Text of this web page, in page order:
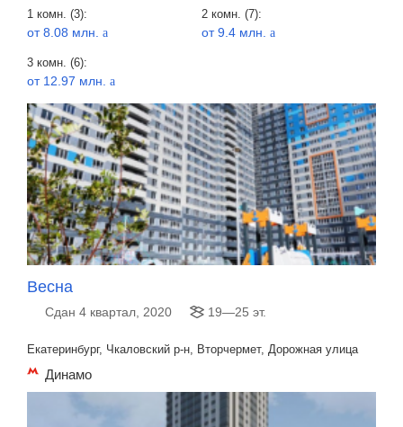
1 комн. (3):
от 8.08 млн. a
2 комн. (7):
от 9.4 млн. a
3 комн. (6):
от 12.97 млн. a
Весна
Сдан 4 квартал, 2020 19—25 эт.
Екатеринбург, Чкаловский р-н, Вторчермет, Дорожная улица
Динамо